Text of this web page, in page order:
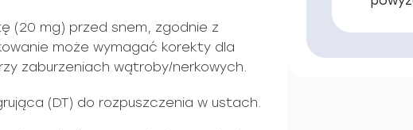
(20 mg) przed snem, zgodnie z
może wymagać korekty dla
zaburzeniach wątroby/nerkowych.
(DT) do rozpuszczenia w ustach.